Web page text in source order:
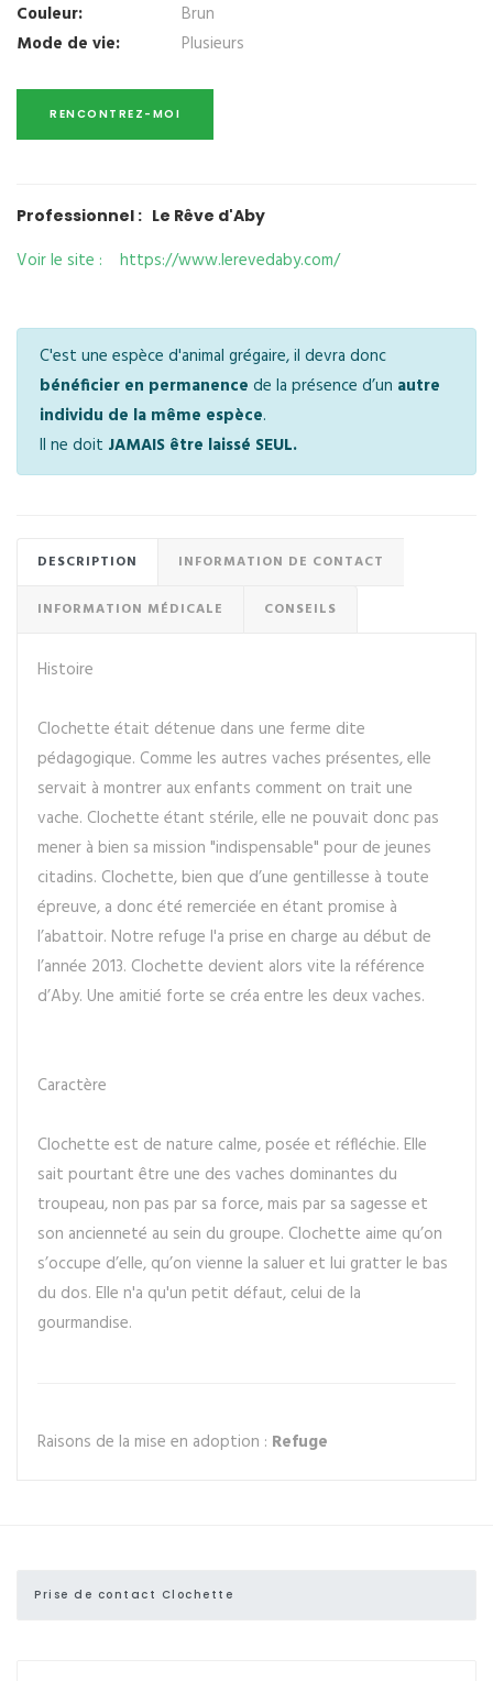
Couleur:
Brun
Mode de vie:
Plusieurs
Professionnel : Le Rêve d'Aby
Voir le site : https://www.lerevedaby.com/
C'est une espèce d'animal grégaire, il devra donc
bénéficier en permanence de la présence d’un autre
individu de la même espèce.
Il ne doit JAMAIS être laissé SEUL.
DESCRIPTION INFORMATION DE CONTACT
INFORMATION MÉDICALE CONSEILS
Histoire
Clochette était détenue dans une ferme dite
pédagogique. Comme les autres vaches présentes, elle
servait à montrer aux enfants comment on trait une
vache. Clochette étant stérile, elle ne pouvait donc pas
mener à bien sa mission "indispensable" pour de jeunes
citadins. Clochette, bien que d’une gentillesse à toute
épreuve, a donc été remerciée en étant promise à
l’abattoir. Notre refuge l'a prise en charge au début de
l’année 2013. Clochette devient alors vite la référence
d’Aby. Une amitié forte se créa entre les deux vaches.
Caractère
Clochette est de nature calme, posée et réfléchie. Elle
sait pourtant être une des vaches dominantes du
troupeau, non pas par sa force, mais par sa sagesse et
son ancienneté au sein du groupe. Clochette aime qu’on
s’occupe d’elle, qu’on vienne la saluer et lui gratter le bas
du dos. Elle n'a qu'un petit défaut, celui de la
gourmandise.
Raisons de la mise en adoption : Refuge